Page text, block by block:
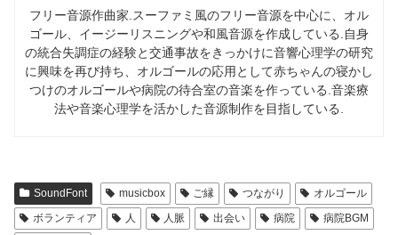
フリー音源作曲家.スーファミ風のフリー音源を中心に、オル
ゴール、イージーリスニングや和風音源を作成している.自身
の統合失調症の経験と交通事故をきっかけに音響心理学の研究
に興味を再び持ち、オルゴールの応用として赤ちゃんの寝かし
つけのオルゴールや病院の待合室の音楽を作っている.音楽療
法や音楽心理学を活かした音源制作を目指している.
SoundFont musicbox ご縁 つながり
オルゴール
ボランティア
人 人脈 出会い 病院
病院BGM